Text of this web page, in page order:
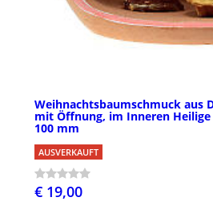
Weihnachtsbaumschmuck aus
mit Öffnung, im Inneren
100 mm
AUSVERKAUFT
€ 19,00